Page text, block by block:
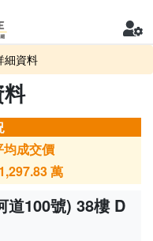
細資料
均成交價
萬
道100號) 38樓 D